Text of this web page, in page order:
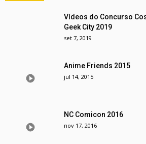
Vídeos do Concurso
Geek City 2019
set 7, 2019
Anime Friends 2015
jul 14, 2015
NC Comicon 2016
nov 17, 2016